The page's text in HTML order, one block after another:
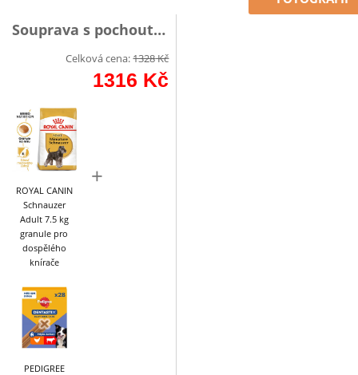
Souprava s pochoutkou
Celková cena:1328Kč
1316 Kč
ROYAL CANIN
Schnauzer
Adult 7.5 kg
granule pro
dospělého
knírače
+
PEDIGREE